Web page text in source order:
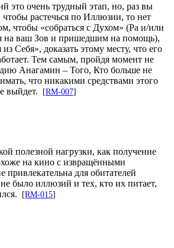
это очень трудный этап, но, раз вы
чтобы растечься по Иллюзии, то нет
чтобы «собраться с Духом» (Ра и/или
на ваш Зов и пришедшим на помощь),
Себя», доказать этому месту, что его
Тем самым, пройдя момент не
Анагамин – Того, Кто больше не
что никакими средствами этого
выйдет.
[RM-007]
полезной нагрузки, как получение
на кино с извращёнными
для обитателей
было иллюзий и тех, кто их питает,
[RM-015]